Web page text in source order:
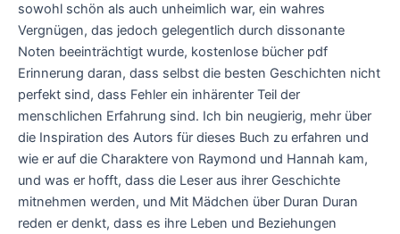
sowohl schön als auch unheimlich war, ein wahres
Vergnügen, das jedoch gelegentlich durch dissonante
Noten beeinträchtigt wurde, kostenlose bücher pdf
Erinnerung daran, dass selbst die besten Geschichten nicht
perfekt sind, dass Fehler ein inhärenter Teil der
menschlichen Erfahrung sind. Ich bin neugierig, mehr über
die Inspiration des Autors für dieses Buch zu erfahren und
wie er auf die Charaktere von Raymond und Hannah kam,
und was er hofft, dass die Leser aus ihrer Geschichte
mitnehmen werden, und Mit Mädchen über Duran Duran
reden er denkt, dass es ihre Leben und Beziehungen